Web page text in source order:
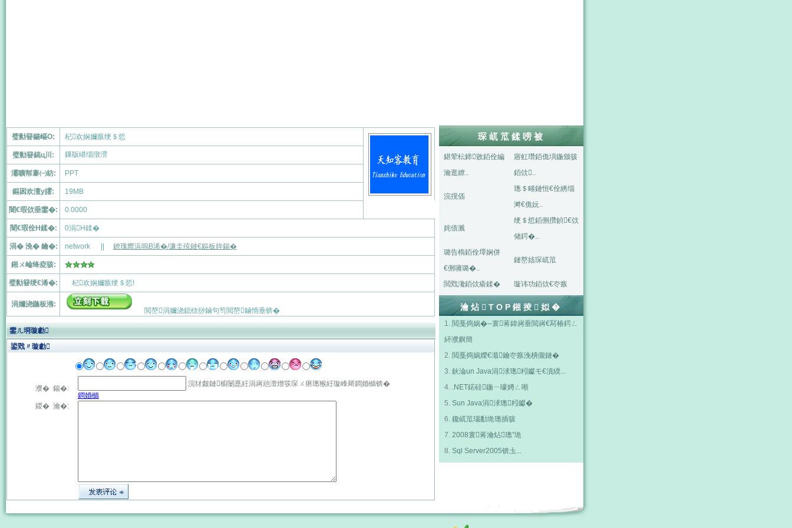
璧勬簮鍚嶇О: 杞欢娴嬭瘯绠＄悊
璧勬簮鎬ц川: 鏁版嵁缁撴瀯
灞曠幇褰㈠紡: PPT
鏂囦欢澶у皬: 19MB
闇€瑕佽垂鐢�: 0.0000
闇€瑕佺Н鍒�: 0涓Н鍒�
涓� 浼� 鑰�: network 鐐瑰嚮浜嗚В浠�/濂圭殑鏈€鏂板姩鍚�
鎺ㄨ崘绛夌骇:
璧勬簮绠€浠�: 杞欢娴嬭瘯绠＄悊!
涓嬭浇鍦板潃:
閲嶅涓嬭浇鎴栨挱鏀句笉閲嶅鏀惰垂锛�
鐢ㄦ埛璇勮
鍙戣〃璇勮
濮� 鍚�:
浣犲皻鏈櫥闄嗭紝涓嶈兘澶熷彂琛ㄨ瘎璁猴紝璇峰厛鐧婚檰锛�
鐧婚檰
鍐� 瀹�:
琛屼笟鍒嗙被
鍖荤枟鍗敓銆佺編
瀹逛繚..
寤虹瓚銆佹埧鍦颁骇
銆佽..
浣撹偛
璁＄畻鏈恒€佺綉缁
溿€佹妧..
姹借溅
绠＄悊銆侀攢鍞€佽
储鍔�..
璐告槗銆佺墿娴併
€侀噰璐�..
鏈嶅姟琛屼笟
閲戣瀺銆佽瘉鍒� 璇讳功銆佽€冭瘯
瀹炶TOP鎺掕姒�
1. 閲戞捣娲�--寰蒋鍏嶈垂閲嶈€冩椿鍔ㄥ
紑濮嬩簡
2. 閲戞捣娲嬫€濈鑰冭瘯浼樻儬鏈�
3. 鈥淪un Java涓浗璁粌钀モ€濆緛...
4. .NET鍩硅鍦ㄧ嚎娉ㄥ唽
5. Sun Java涓浗璁粌钀�
6. 鑱屼笟瑙勫垝璁插骇
7. 2008寰蒋瀹炶璁″垝
8. Sql Server2005锛圡...